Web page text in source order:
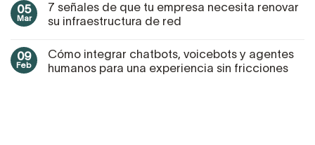
05
Mar
7 señales de que tu empresa necesita renovar
su infraestructura de red
09
Feb
Cómo integrar chatbots, voicebots y agentes
humanos para una experiencia sin fricciones